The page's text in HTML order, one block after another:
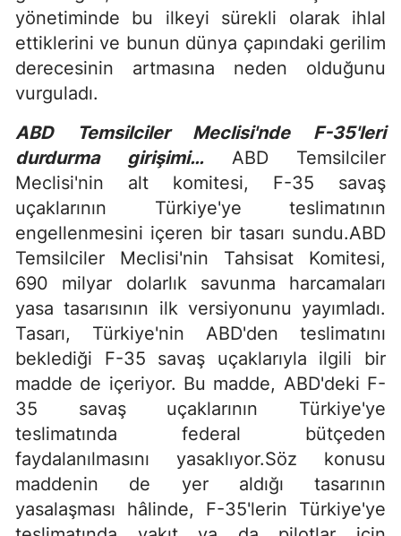
yönetiminde bu ilkeyi sürekli olarak ihlal
ettiklerini ve bunun dünya çapındaki gerilim
derecesinin artmasına neden olduğunu
vurguladı.
ABD Temsilciler Meclisi'nde F-35'leri
durdurma girişimi… ABD Temsilciler
Meclisi'nin alt komitesi, F-35 savaş
uçaklarının Türkiye'ye teslimatının
engellenmesini içeren bir tasarı sundu.ABD
Temsilciler Meclisi'nin Tahsisat Komitesi,
690 milyar dolarlık savunma harcamaları
yasa tasarısının ilk versiyonunu yayımladı.
Tasarı, Türkiye'nin ABD'den teslimatını
beklediği F-35 savaş uçaklarıyla ilgili bir
madde de içeriyor. Bu madde, ABD'deki F-
35 savaş uçaklarının Türkiye'ye
teslimatında federal bütçeden
faydalanılmasını yasaklıyor.Söz konusu
maddenin de yer aldığı tasarının
yasalaşması hâlinde, F-35'lerin Türkiye'ye